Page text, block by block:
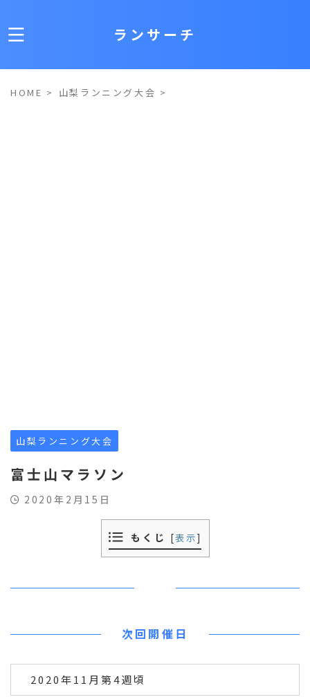
ランサーチ
HOME > 山梨ランニング大会 >
山梨ランニング大会
富士山マラソン
2020年2月15日
もくじ [表示]
次回開催日
2020年11月第4週頃